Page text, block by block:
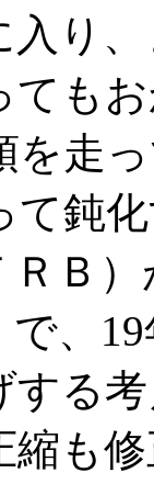
入り
ても
を走
て鈍
Ｂ
で、
する
縮も